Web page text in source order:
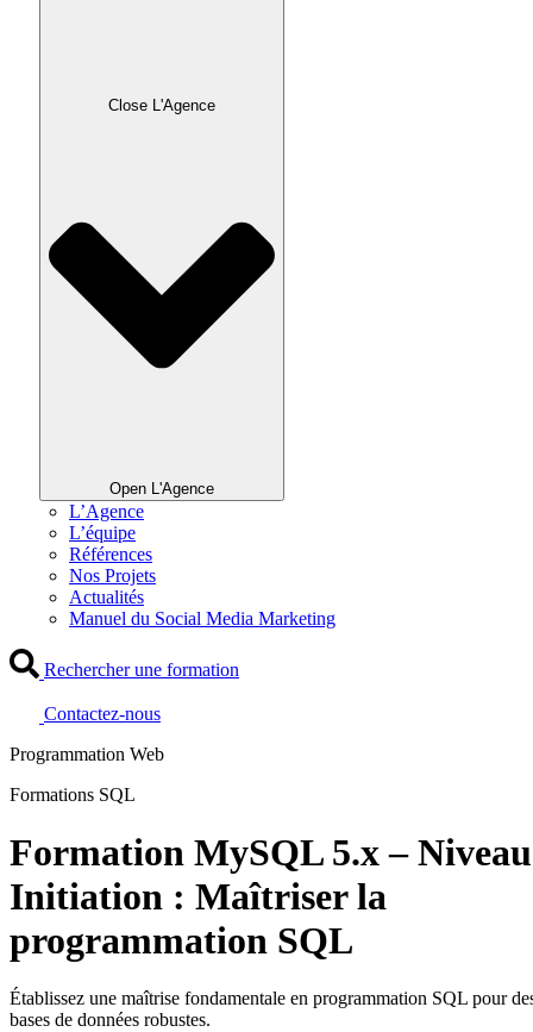
Close L'Agence
Open L'Agence
L’Agence
L’équipe
Références
Nos Projets
Actualités
Manuel du Social Media Marketing
Rechercher une formation
Contactez-nous
Programmation Web
Formations SQL
Formation MySQL 5.x – Niveau
Initiation : Maîtriser la
programmation SQL
Établissez une maîtrise fondamentale en programmation SQL pour
bases de données robustes.